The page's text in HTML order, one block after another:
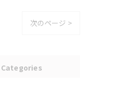
次のページ >
Categories